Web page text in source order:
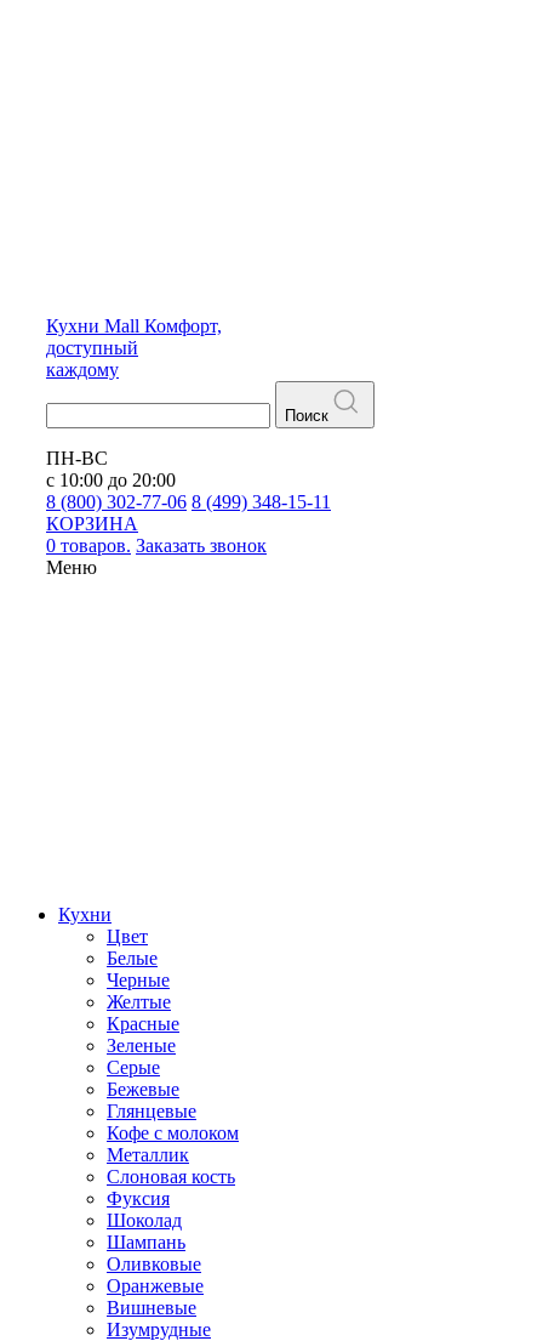
Кухни Mall Комфорт,
доступный
каждому
Поиск
ПН-ВС
с 10:00 до 20:00
8 (800) 302-77-06 8 (499) 348-15-11
КОРЗИНА
0 товаров. Заказать звонок
Меню
Кухни
Цвет
Белые
Черные
Желтые
Красные
Зеленые
Серые
Бежевые
Глянцевые
Кофе с молоком
Металлик
Слоновая кость
Фуксия
Шоколад
Шампань
Оливковые
Оранжевые
Вишневые
Изумрудные